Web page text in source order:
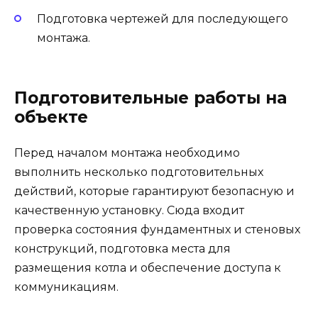
Подготовка чертежей для последующего
монтажа.
Подготовительные работы на
объекте
Перед началом монтажа необходимо
выполнить несколько подготовительных
действий, которые гарантируют безопасную и
качественную установку. Сюда входит
проверка состояния фундаментных и стеновых
конструкций, подготовка места для
размещения котла и обеспечение доступа к
коммуникациям.